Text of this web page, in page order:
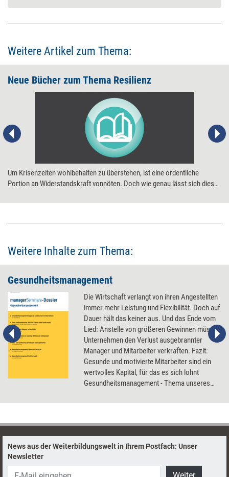
Weitere Artikel zum Thema:
Neue Bücher zum Thema ­Resilienz
Um Krisenzeiten wohlbehalten zu überstehen, ist eine ordentliche
Portion an Widerstandskraft vonnöten. Doch wie genau lässt sich diese
können Yoga und Meditationsübungen dabei helfen, gelassener,
neue Bücher liefern Antworten.
Weitere Inhalte zum Thema:
Gesundheitsmanagement
Die Wirtschaft verlangt von ihren Angestellten
immer mehr Leistung und Flexibilität. Doch auf
Dauer hält das keiner aus. Und das Ende vom
Lied: Anstelle von größeren Gewinnen müssen
Unternehmen den Verlust ausgebrannter
Manager und Mitarbeiter verkraften. Fazit:
Gesunde und motivierte Mitarbeiter sind ein
wertvolles Kapital, für das es sich lohnt
Gesundheitsmanagement - Thema unseres
News aus der Weiterbildungswelt in Ihrem Postfach: Unser
Newsletter